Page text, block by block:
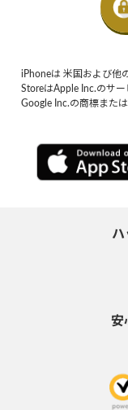
iPhoneは 米国および他
StoreはApple Inc.のサー
Google Inc.の商標または
ハ
安